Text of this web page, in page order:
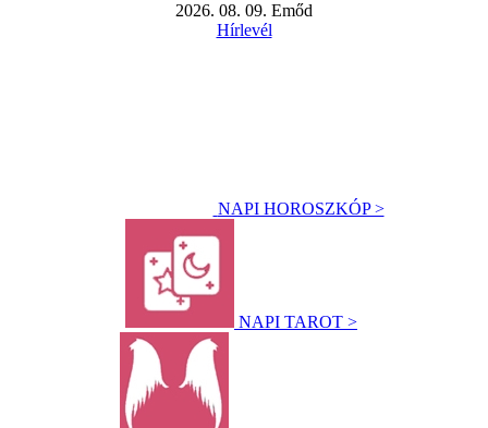
2026. 08. 09. Emőd
Hírlevél
NAPI HOROSZKÓP >
NAPI TAROT >